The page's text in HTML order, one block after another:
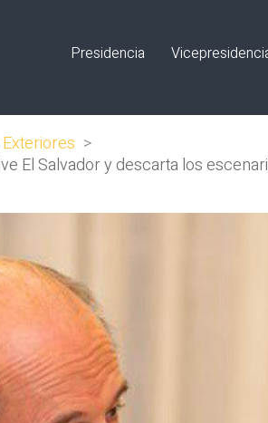
Presidencia
>
El Salvador y descarta los